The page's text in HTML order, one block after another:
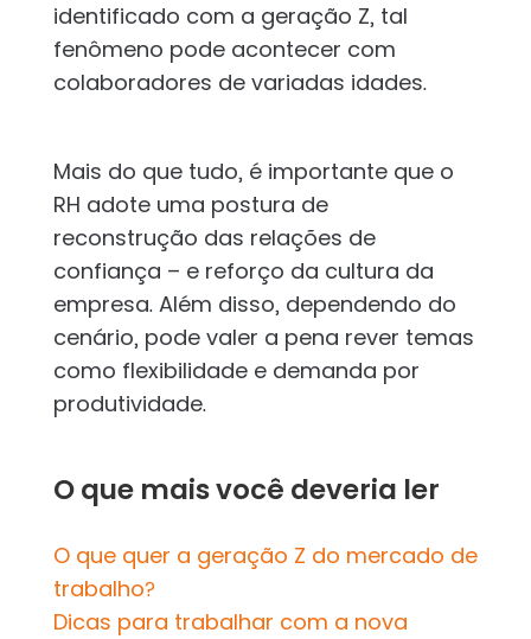
identificado com a geração Z, tal
fenômeno pode acontecer com
colaboradores de variadas idades.
Mais do que tudo, é importante que o
RH adote uma postura de
reconstrução das relações de
confiança – e reforço da cultura da
empresa. Além disso, dependendo do
cenário, pode valer a pena rever temas
como flexibilidade e demanda por
produtividade.
O que mais você deveria ler
O que quer a geração Z do mercado de
trabalho?
Dicas para trabalhar com a nova